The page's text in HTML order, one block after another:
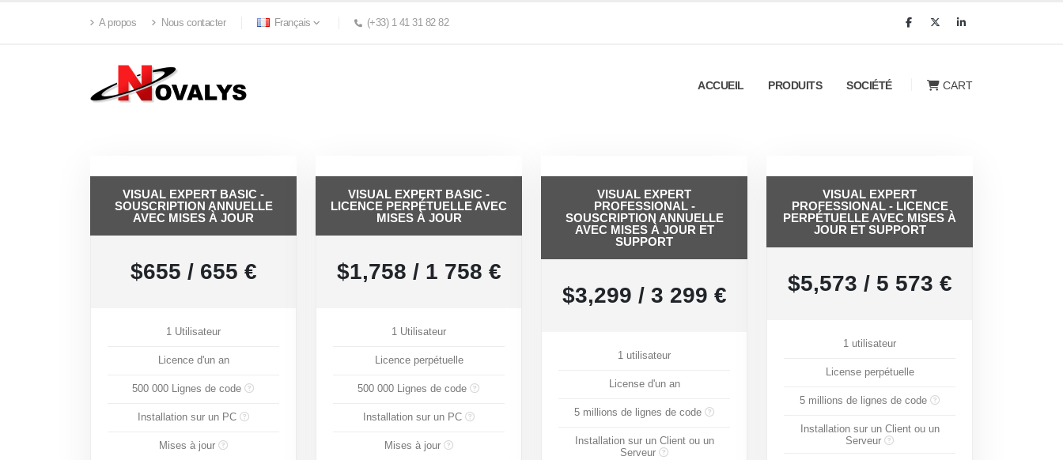
A propos Nous contacter Français (+33) 1 41 31 82 82
ACCUEIL PRODUITS SOCIÉTÉ CART
VISUAL EXPERT BASIC -
SOUSCRIPTION ANNUELLE
AVEC MISES À JOUR
$655 / 655 €
1 Utilisateur
Licence d'un an
500 000 Lignes de code
Installation sur un PC
Mises à jour
VISUAL EXPERT BASIC -
LICENCE PERPÉTUELLE AVEC
MISES À JOUR
$1,758 / 1 758 €
1 Utilisateur
Licence perpétuelle
500 000 Lignes de code
Installation sur un PC
Mises à jour
VISUAL EXPERT
PROFESSIONAL -
SOUSCRIPTION ANNUELLE
AVEC MISES À JOUR ET
SUPPORT
$3,299 / 3 299 €
1 utilisateur
License d'un an
5 millions de lignes de code
Installation sur un Client ou un
Serveur
VISUAL EXPERT
PROFESSIONAL - LICENCE
PERPÉTUELLE AVEC MISES À
JOUR ET SUPPORT
$5,573 / 5 573 €
1 utilisateur
License perpétuelle
5 millions de lignes de code
Installation sur un Client ou un
Serveur